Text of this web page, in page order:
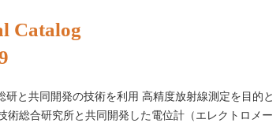
Catalog
研と共同開発の技術を利用 高精度放射線測定を目的と
術総合研究所と共同開発した電位計（エレクトロメー